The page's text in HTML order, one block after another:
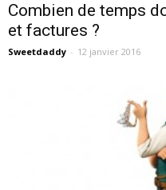
Combien de temps
et factures ?
Sweetdaddy - 12 janvier 2016